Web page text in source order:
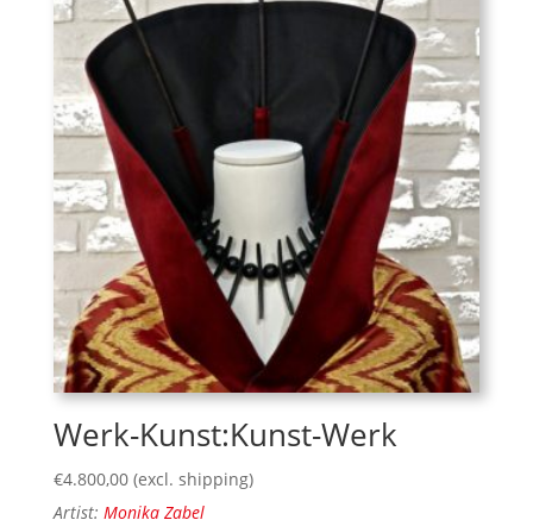
Werk-Kunst:Kunst-Werk
€4.800,00 (excl. shipping)
Artist: Monika Zabel